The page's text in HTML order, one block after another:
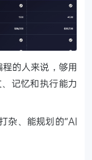
的人来说，够用
记忆和执行能力
杂、能规划的“AI